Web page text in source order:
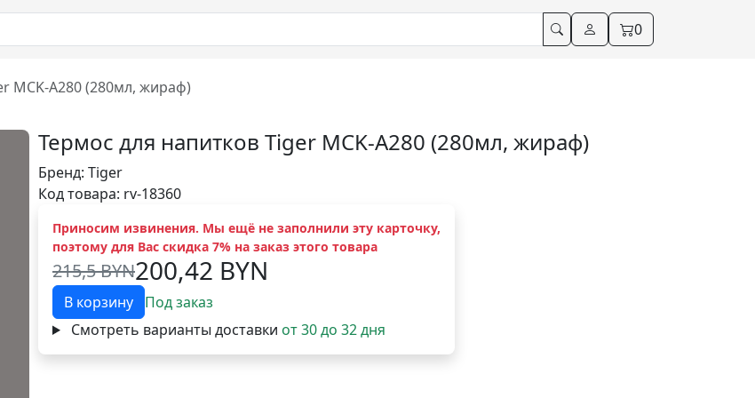
0
MCK-A280 (280мл, жираф)
Термос для напитков Tiger MCK-A280 (280мл, жираф)
Бренд: Tiger
Код товара: rv-18360
Приносим извинения. Мы ещё не заполнили эту карточку,
поэтому для Вас скидка 7% на заказ этого товара
215,5 BYN200,42 BYN
В корзину
Под заказ
Смотреть варианты доставки от 30 до 32 дня